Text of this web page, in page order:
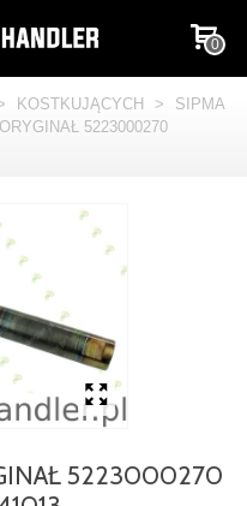
0
KOSTKUJĄCYCH >
SIPMA
5223000270
5223000270